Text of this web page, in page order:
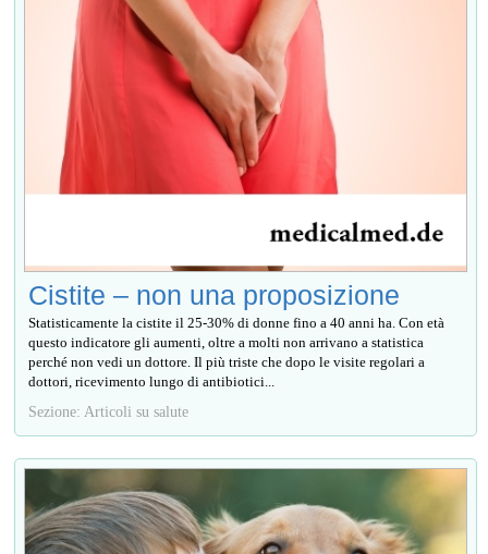
Cistite – non una proposizione
Statisticamente la cistite il 25-30% di donne fino a 40 anni ha. Con età
questo indicatore gli aumenti, oltre a molti non arrivano a statistica
perché non vedi un dottore. Il più triste che dopo le visite regolari a
dottori, ricevimento lungo di antibiotici...
Sezione: Articoli su salute